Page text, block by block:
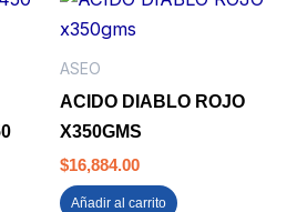
ASEO
ACIDO DIABLO ROJO
X350GMS
$16,884.00
Añadir al carrito